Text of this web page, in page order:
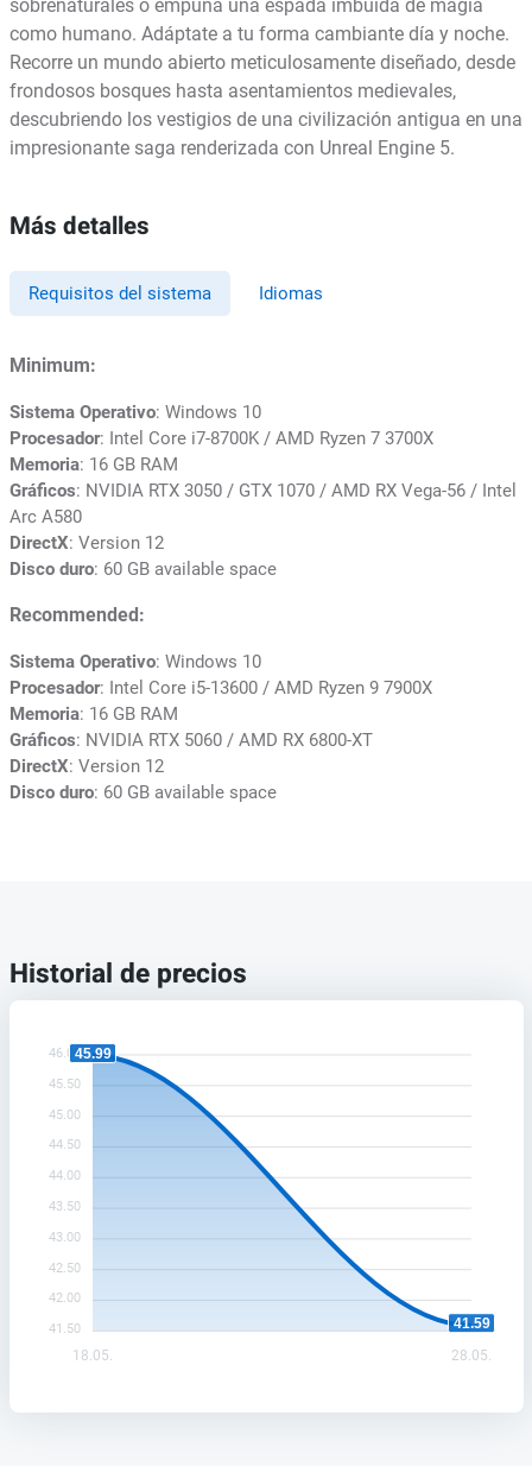
sobrenaturales o empuña una espada imbuida de magia
como humano. Adáptate a tu forma cambiante día y noche.
Recorre un mundo abierto meticulosamente diseñado, desde
frondosos bosques hasta asentamientos medievales,
descubriendo los vestigios de una civilización antigua en una
impresionante saga renderizada con Unreal Engine 5.
Más detalles
Requisitos del sistema Idiomas
Minimum:
Sistema Operativo: Windows 10
Procesador: Intel Core i7-8700K / AMD Ryzen 7 3700X
Memoria: 16 GB RAM
Gráficos: NVIDIA RTX 3050 / GTX 1070 / AMD RX Vega-56 / Intel
Arc A580
DirectX: Version 12
Disco duro: 60 GB available space
Recommended:
Sistema Operativo: Windows 10
Procesador: Intel Core i5-13600 / AMD Ryzen 9 7900X
Memoria: 16 GB RAM
Gráficos: NVIDIA RTX 5060 / AMD RX 6800-XT
DirectX: Version 12
Disco duro: 60 GB available space
Historial de precios
46.00
45.50
45.00
44.50
44.00
43.50
43.00
42.50
42.00
41.50
45.99
41.59
18.05.
28.05.